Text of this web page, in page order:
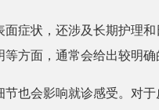
症状，还涉及长期护理
方面，通常会给出较明
节也会影响就诊感受。对